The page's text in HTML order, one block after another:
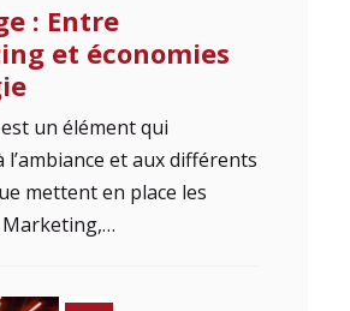
: Entre
et économies
un élément qui
et aux différents
mettent en place les